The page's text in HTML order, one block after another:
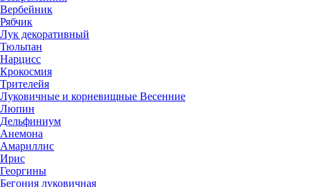
Вербейник
Рябчик
Лук декоративный
Тюльпан
Нарцисс
Крокосмия
Трителейя
Луковичные и корневищные Весенние
Люпин
Дельфиниум
Анемона
Амариллис
Ирис
Георгины
Бегония луковичная